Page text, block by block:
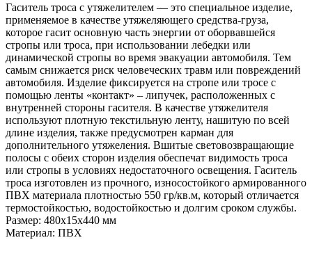
Гаситель троса с утяжелителем — это специальное изделие,
применяемое в качестве утяжеляющего средства-груза,
которое гасит основную часть энергии от оборвавшейся
стропы или троса, при использовании лебедки или
динамической стропы во время эвакуации автомобиля. Тем
самым снижается риск человеческих травм или повреждений
автомобиля. Изделие фиксируется на стропе или тросе с
помощью ленты «контакт» – липучек, расположенных с
внутренней стороны гасителя. В качестве утяжелителя
используют плотную текстильную ленту, нашитую по всей
длине изделия, также предусмотрен карман для
дополнительного утяжеления. Вшитые световозвращающие
полосы с обеих сторон изделия обеспечат видимость троса
или стропы в условиях недостаточного освещения. Гаситель
троса изготовлен из прочного, износостойкого армированного
ПВХ материала плотностью 550 гр/кв.м, который отличается
термостойкостью, водостойкостью и долгим сроком службы.
Размер: 480х15х440 мм
Материал: ПВХ